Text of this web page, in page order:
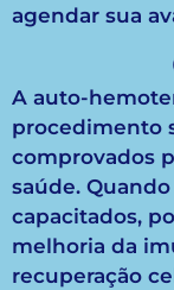
agendar sua
A auto-
procedimento
comprovados
saúde.
capacitados,
melhoria da
recuperação